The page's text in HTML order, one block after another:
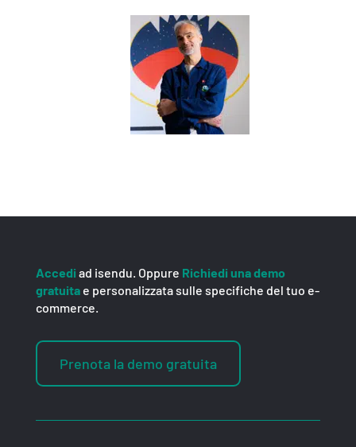
Accedi ad isendu. Oppure Richiedi una demo
gratuita e personalizzata sulle specifiche del tuo e-
commerce.
Prenota la demo gratuita